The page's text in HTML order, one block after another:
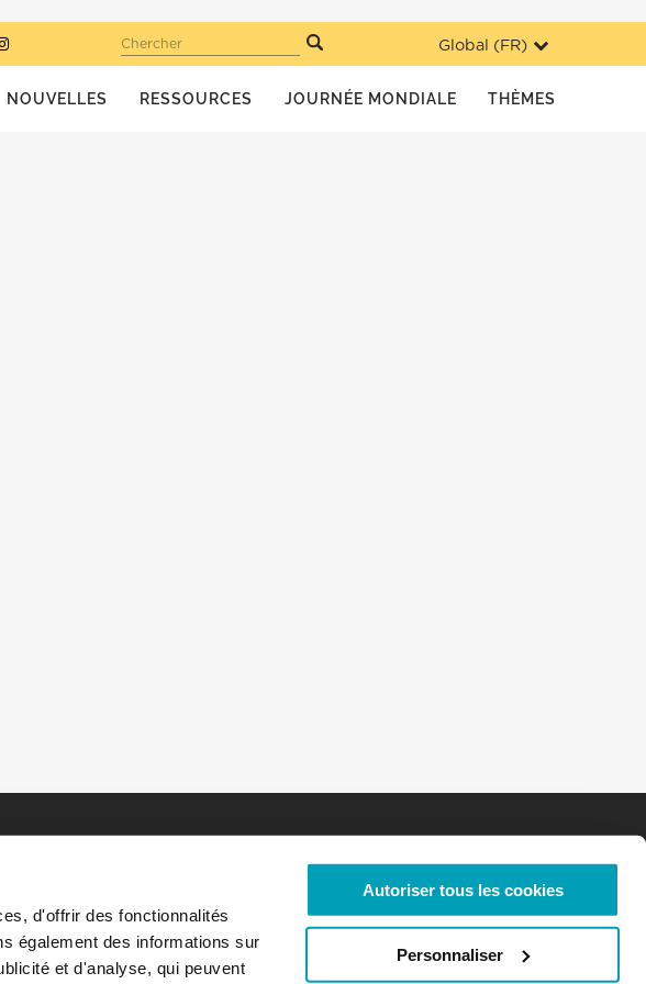
d'offrir des fonctionnalités
également des informations sur
et d'analyse, qui peuvent
Autoriser tous les cookies
Personnaliser
Global (FR)
Chercher
NOUVELLES RESSOURCES JOURNÉE MONDIALE THÈMES